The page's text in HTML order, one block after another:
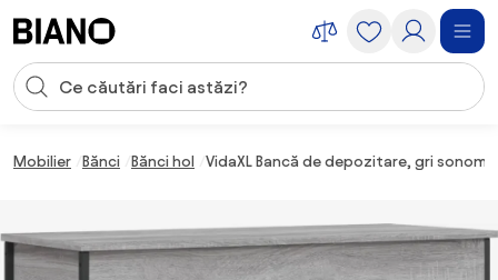
Introducerea căutării
Mobilier Bănci Bănci hol VidaXL Bancă de depozitare, gri